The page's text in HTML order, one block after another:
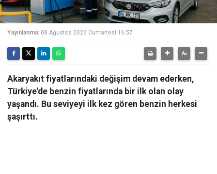
Yayınlanma: 08 Ağustos 2026 Cumartesi 16:57
Akaryakıt fiyatlarındaki değişim devam ederken,
Türkiye'de benzin fiyatlarında bir ilk olan olay
yaşandı. Bu seviyeyi ilk kez gören benzin herkesi
şaşırttı.